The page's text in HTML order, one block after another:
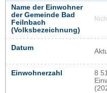
Name der Einwohner
der Gemeinde Bad
Feilnbach
(Volksbezeichnung)
Datum
Einwohnerzahl
8